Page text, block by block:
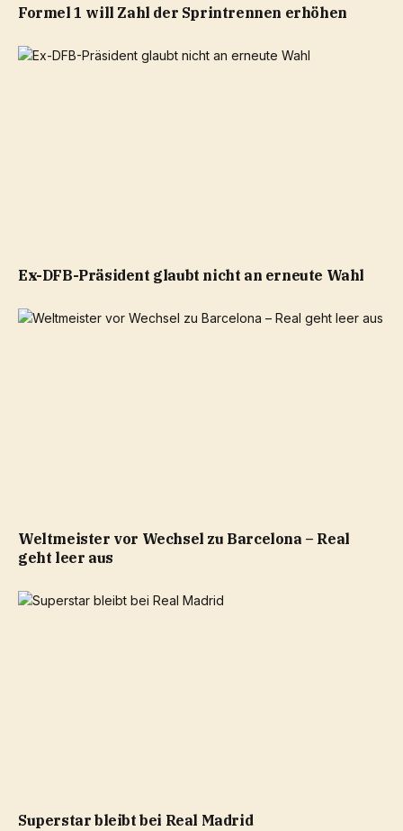
Formel 1 will Zahl der Sprintrennen erhöhen
Ex-DFB-Präsident glaubt nicht an erneute Wahl
Weltmeister vor Wechsel zu Barcelona – Real
geht leer aus
Superstar bleibt bei Real Madrid